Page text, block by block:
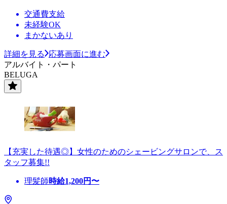
交通費支給
未経験OK
まかないあり
詳細を見る
応募画面に進む
アルバイト・パート
BELUGA
【充実した待遇◎】女性のためのシェービングサロンで、ス
タッフ募集!!
理髪師時給1,200円〜